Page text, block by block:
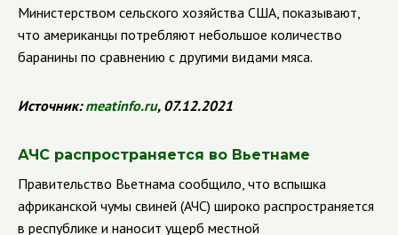
Министерством сельского хозяйства США, показывают,
что американцы потребляют небольшое количество
баранины по сравнению с другими видами мяса.
Источник:meatinfo.ru, 07.12.2021
АЧС распространяется во Вьетнаме
Правительство Вьетнама сообщило, что вспышка
африканской чумы свиней (АЧС) широко распространяется
в республике и наносит ущерб местной